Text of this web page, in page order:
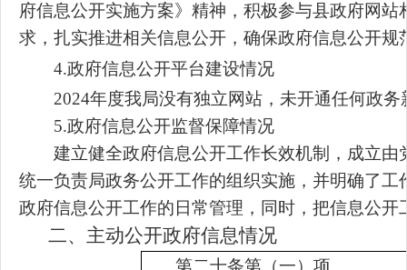
府信息公开实施方案》精神，积极参与县政府网
求，扎实推进相关信息公开，确保政府信息公开规
4.政府信息公开平台建设情况
2024年度我局没有独立网站，未开通任何政务
5.政府信息公开监督保障情况
建立健全政府信息公开工作长效机制，成立
统一负责局政务公开工作的组织实施，并明确了
政府信息公开工作的日常管理，同时，把信息公
二、主动公开政府信息情况
第二十条第（一）项